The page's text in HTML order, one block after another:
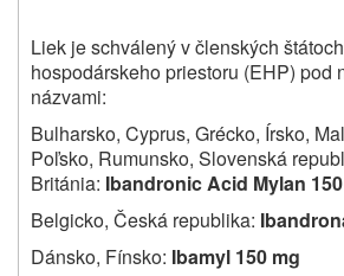
Liek je schválený v členských
hospodárskeho priestoru (EHP) pod
názvami:
Bulharsko, Cyprus, Grécko, Írsko,
Poľsko, Rumunsko, Slovenská
Británia: Ibandronic Acid Mylan
Belgicko, Česká republika:
Dánsko, Fínsko: Ibamyl 150 mg